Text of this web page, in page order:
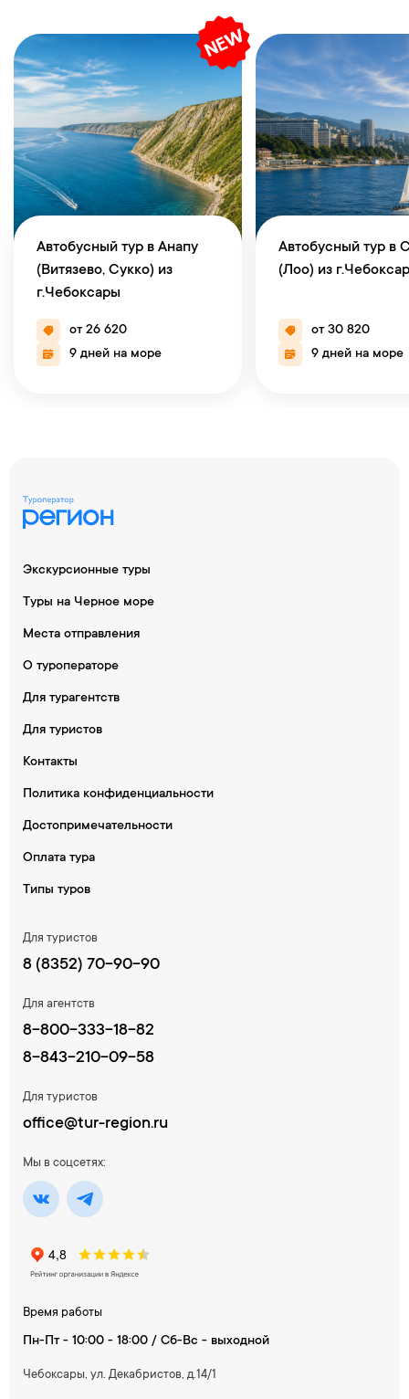
Автобусный тур в Анапу
(Витязево, Сукко) из
г.Чебоксары
от 26 620
9 дней на море
Автобусный тур в
(Лоо) из
от 30 820
9 дней на море
Время работы
Пн-Пт - 10:00 - 18:00 / Сб-Вс - выходной
Чебоксары, ул. Декабристов, д.14/1
Экскурсионные туры
Туры на Черное море
Места отправления
О туроператоре
Для турагентств
Для туристов
Контакты
Политика конфиденциальности
Достопримечательности
Оплата тура
Типы туров
Для туристов
8 (8352) 70-90-90
Для агентств
8-800-333-18-82
8-843-210-09-58
Для туристов
office@tur-region.ru
Мы в соцсетях: